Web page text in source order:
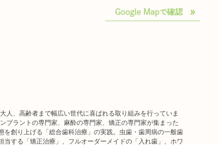
人、高齢者まで幅広い世代に喜ばれる取り組みを行っていま
プラントの専門家、麻酔の専門家、矯正の専門家が集まった
創り上げる「総合歯科治療」の実践。虫歯・歯周病の一般歯
する「矯正治療」、フルオーダーメイドの「入れ歯」、ホワ